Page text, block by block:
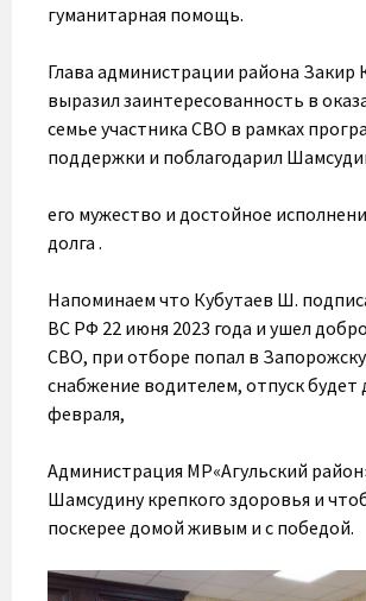
гуманитарная помощь.
Глава администрации района Закир
выразил заинтересованность в
семье участника СВО в рамках
поддержки и поблагодарил
его мужество и достойное
долга .
Напоминаем что Кубутаев Ш.
ВС РФ 22 июня 2023 года и ушел
СВО, при отборе попал в
снабжение водителем, отпуск будет
февраля,
Администрация МР«Агульский
Шамсудину крепкого здоровья и
поскерее домой живым и с победой.